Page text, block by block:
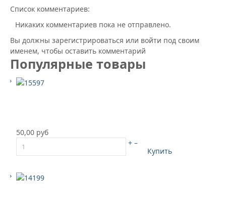
Список комментариев:
Никаких комментариев пока не отправлено.
Вы должны зарегистрироваться или войти под своим
именем, чтобы оставить комментарий
Популярные товары
50,00 руб
+ –
Купить